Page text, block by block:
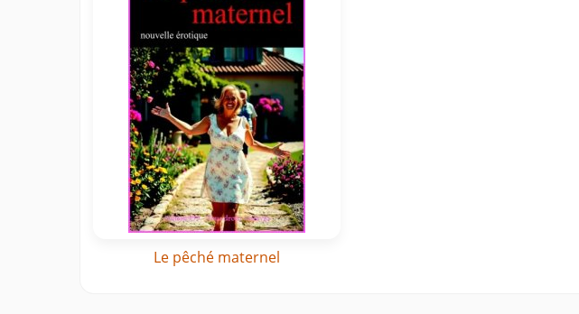
Le pêché maternel